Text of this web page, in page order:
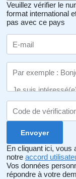
Veuillez vérifier le
format international
pas avec ce pays
En cliquant ici, vous
notre accord
Vos données
répondre à votre